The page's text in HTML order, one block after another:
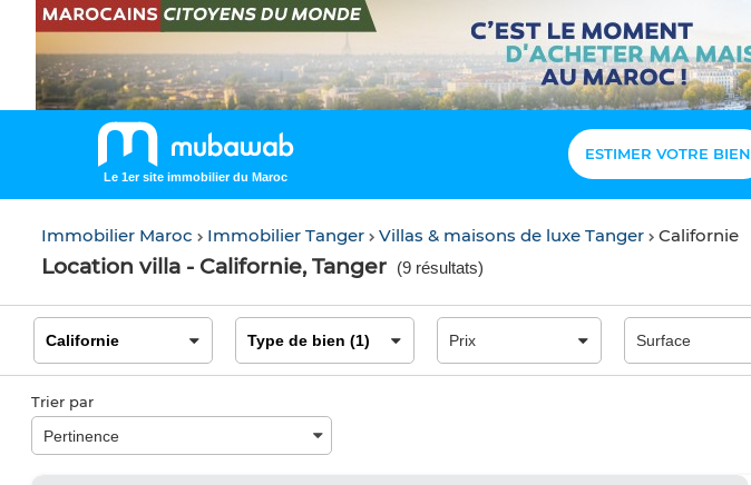
Le 1er site immobilier du Maroc
ESTIMER VOTRE BIEN
Immobilier Maroc Immobilier Tanger Villas & maisons de luxe Tanger Californie
Location villa - Californie, Tanger (9 résultats)
Trier par